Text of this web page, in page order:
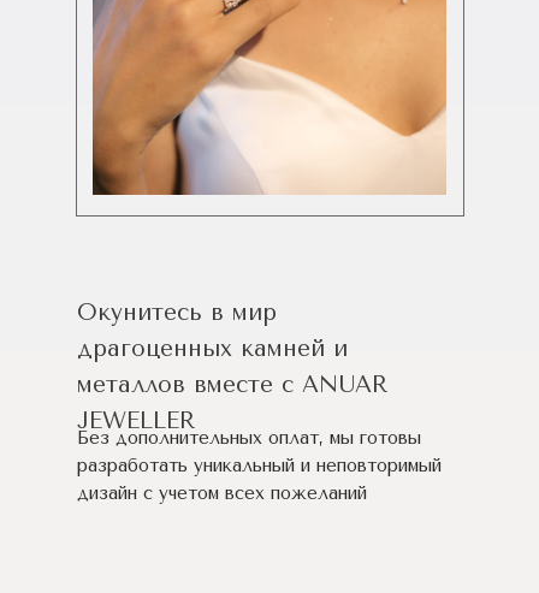
Окунитесь в мир
драгоценных камней и
металлов вместе с ANUAR
JEWELLER
Без дополнительных оплат, мы готовы
разработать уникальный и неповторимый
дизайн c учетом всех пожеланий